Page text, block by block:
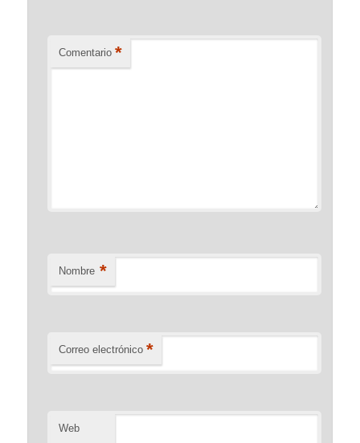
Comentario *
Nombre *
Correo electrónico *
Web